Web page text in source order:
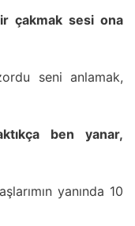
çakmak sesi ona
seni anlamak,
ben yanar,
yanında 10